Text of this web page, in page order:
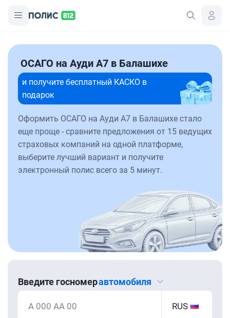
ОСАГО на Ауди А7 в Балашихе
и получите бесплатный КАСКО в
подарок
Оформить ОСАГО на Ауди А7 в Балашихе стало
еще проще - сравните предложения от 15 ведущих
страховых компаний на одной платформе,
выберите лучший вариант и получите
электронный полис всего за 5 минут.
Введите госномеравтомобиля
А 000 АА 00 RUS